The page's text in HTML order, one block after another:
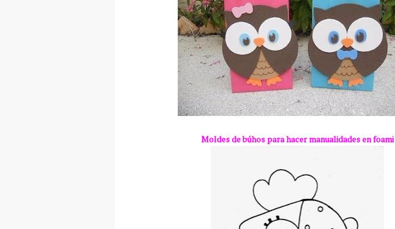
Moldes de búhos para hacer manualidades en foami